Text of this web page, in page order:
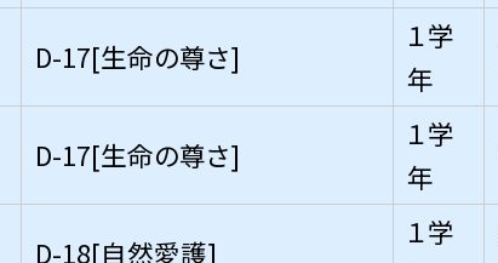
D-17[生命の尊さ]
１学
年
D-17[生命の尊さ]
１学
年
D-18[自然愛護]
１学